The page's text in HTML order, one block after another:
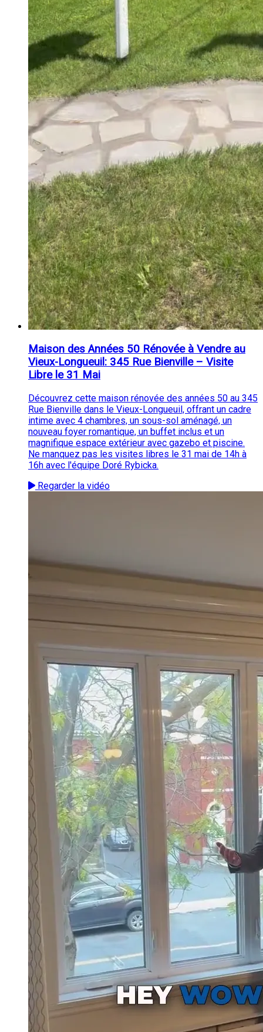
Maison des Années 50 Rénovée à Vendre au
Vieux-Longueuil: 345 Rue Bienville – Visite
Libre le 31 Mai
Découvrez cette maison rénovée des années 50 au 345
Rue Bienville dans le Vieux-Longueuil, offrant un cadre
intime avec 4 chambres, un sous-sol aménagé, un
nouveau foyer romantique, un buffet inclus et un
magnifique espace extérieur avec gazebo et piscine.
Ne manquez pas les visites libres le 31 mai de 14h à
16h avec l'équipe Doré Rybicka.
Regarder la vidéo